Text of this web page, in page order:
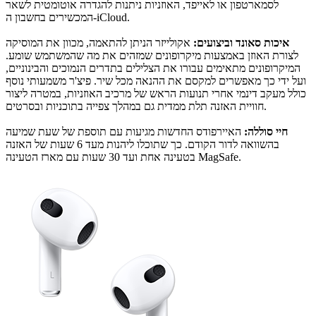
לסמארטפון או לאייפד, האוזניות ניתנות להגדרה אוטומטית לשאר
המכשירים בחשבון ה-iCloud.
איכות סאונד וביצועים: אקולייזר הניתן להתאמה, מכוון את המוסיקה
לצורת האוזן באמצעות מיקרופונים שמזהים את מה שהמשתמש שומע.
המיקרופונים מתאימים עבורו את הצלילים בתדרים הנמוכים והבינוניים,
ועל ידי כך מאפשרים למקסם את ההנאה מכל שיר. פיצ'ר משמעותי נוסף
כולל מעקב דינמי אחרי תנועות הראש של מרכיב האוזניות, במטרה ליצור
חוויית האזנה תלת ממדית גם במהלך צפייה בתוכניות ובסרטים.
חיי סוללה: האיירפודס החדשות מגיעות עם תוספת של שעת שמיעה
בהשוואה לדור הקודם. כך שתוכלו ליהנות מעד 6 שעות של האזנה
בטעינה אחת ועד 30 שעות עם מארז הטעינה MagSafe.